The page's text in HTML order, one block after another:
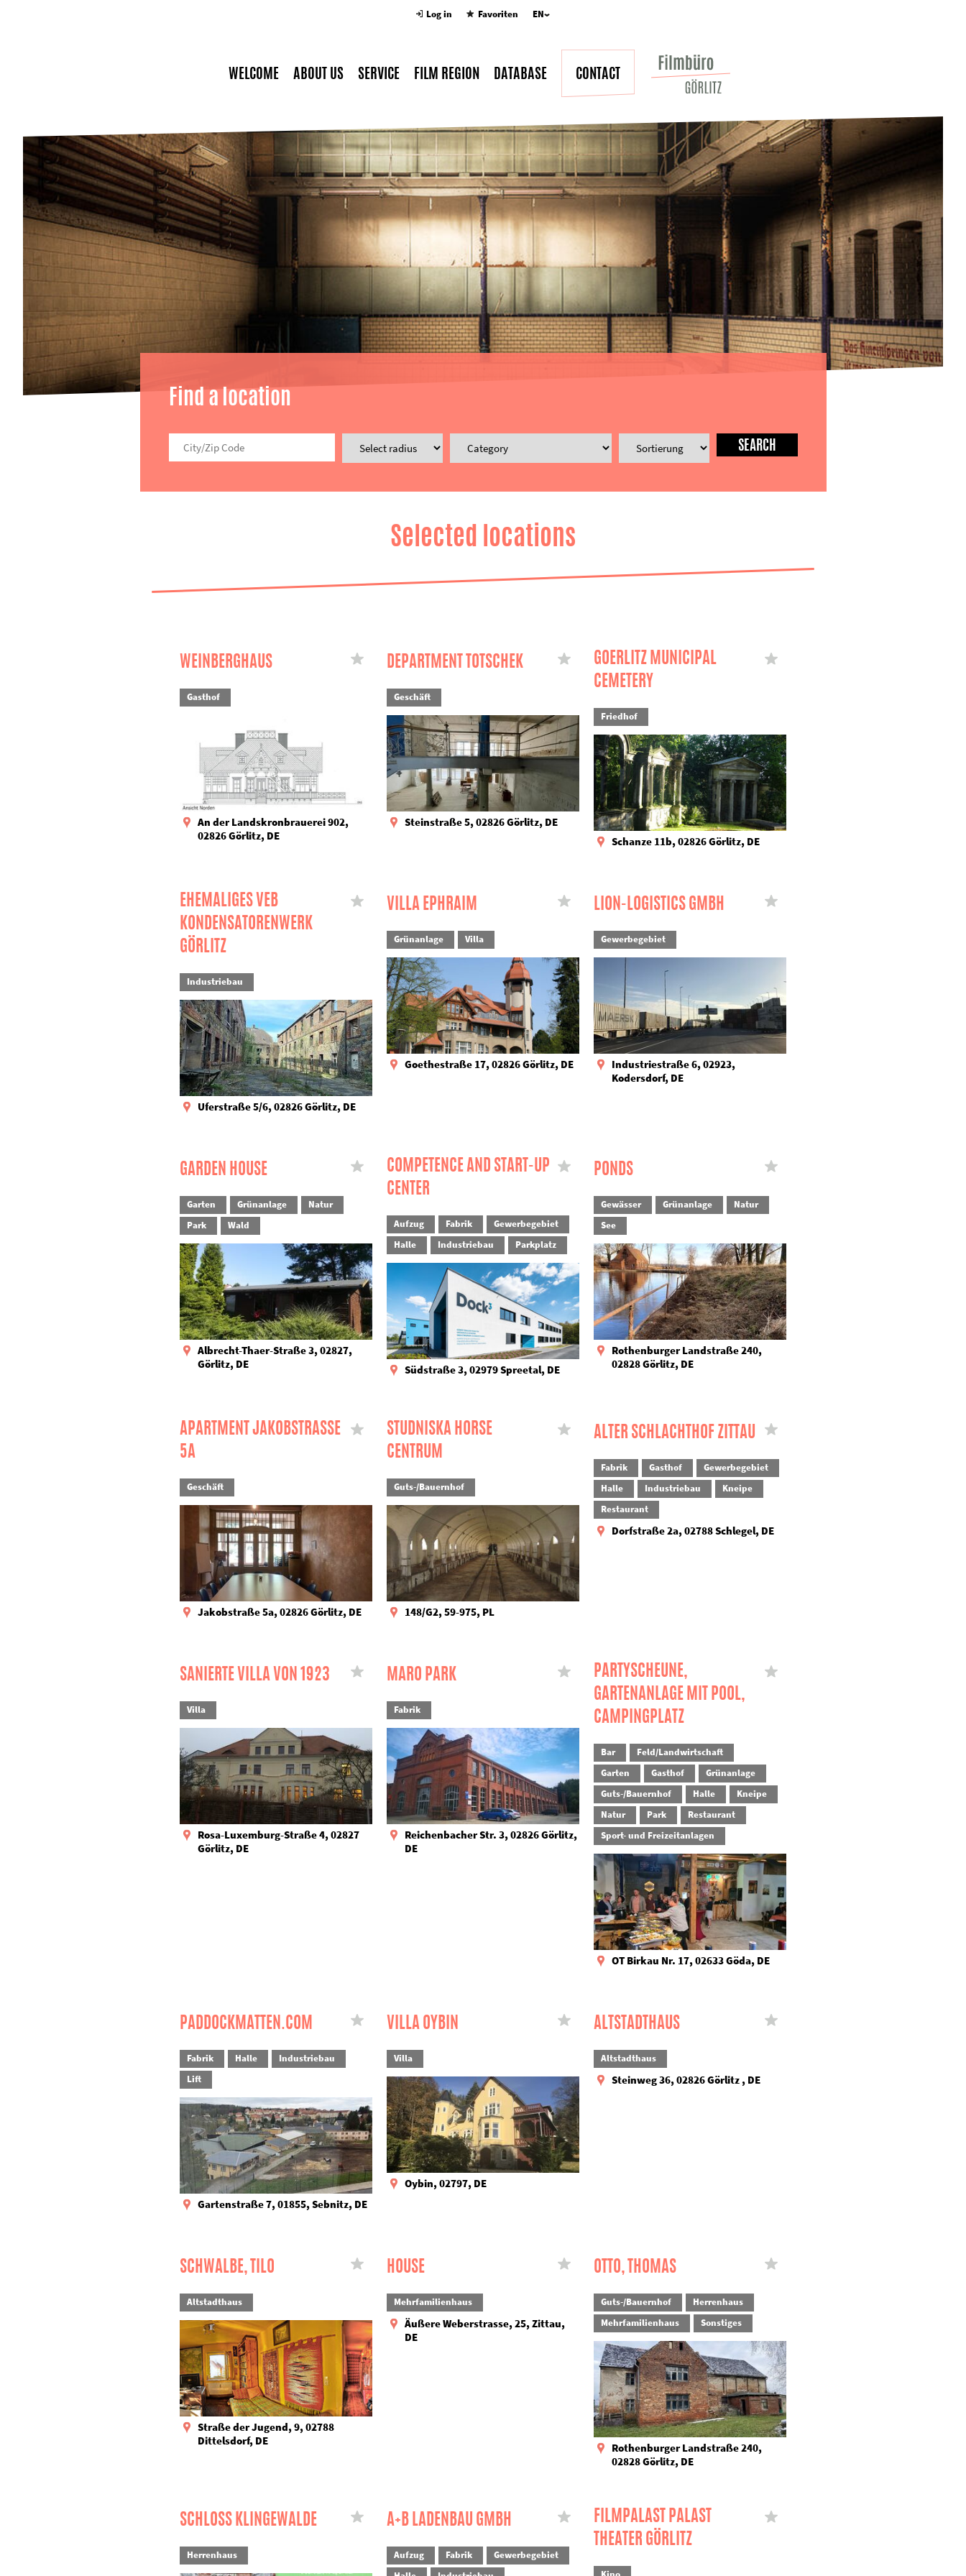
Log in Favoriten EN
WELCOME
Panorama shots
ABOUT US SERVICE FILM REGION DATABASE
Manpower
Companies
CONTACT
Find a location
SEARCH
Selected locations
WEINBERGHAUS
Gasthof
An der Landskronbrauerei 902,
02826 Görlitz, DE
DEPARTMENT TOTSCHEK
Geschäft
Steinstraße 5, 02826 Görlitz, DE
GOERLITZ MUNICIPAL
CEMETERY
Friedhof
Schanze 11b, 02826 Görlitz, DE
EHEMALIGES VEB
KONDENSATORENWERK
GÖRLITZ
Industriebau
Uferstraße 5/6, 02826 Görlitz, DE
VILLA EPHRAIM
Grünanlage Villa
Goethestraße 17, 02826 Görlitz, DE
LION-LOGISTICS GMBH
Gewerbegebiet
Industriestraße 6, 02923,
Kodersdorf, DE
GARDEN HOUSE
Garten Grünanlage
Natur
Park
Wald
Albrecht-Thaer-Straße 3, 02827,
Görlitz, DE
COMPETENCE AND START-UP
CENTER
Aufzug Fabrik
Gewerbegebiet
Halle
Industriebau Parkplatz
Südstraße 3, 02979 Spreetal, DE
PONDS
Gewässer Grünanlage
Natur
See
Rothenburger Landstraße 240,
02828 Görlitz, DE
APARTMENT JAKOBSTRASSE 5
A
Geschäft
Jakobstraße 5a, 02826 Görlitz, DE
STUDNISKA HORSE
CENTRUM
Guts-/Bauernhof
148/G2, 59-975, PL
ALTER SCHLACHTHOF ZITTAU
Fabrik Gasthof
Gewerbegebiet
Halle
Industriebau
Kneipe
Restaurant
Dorfstraße 2a, 02788 Schlegel, DE
SANIERTE VILLA VON 1923
Villa
Rosa-Luxemburg-Straße 4, 02827
Görlitz, DE
MARO PARK
Fabrik
Reichenbacher Str. 3, 02826 Görlitz,
DE
PARTYSCHEUNE,
GARTENANLAGE MIT POOL,
CAMPINGPLATZ
Bar
Feld/Landwirtschaft
Garten
Gasthof
Grünanlage
Guts-/Bauernhof
Halle
Kneipe
Natur
Park
Restaurant
Sport- und Freizeitanlagen
OT Birkau Nr. 17, 02633 Göda, DE
PADDOCKMATTEN.COM
Fabrik Halle
Industriebau
Lift
Gartenstraße 7, 01855, Sebnitz, DE
VILLA OYBIN
Villa
Oybin, 02797, DE
ALTSTADTHAUS
Altstadthaus
Steinweg 36, 02826 Görlitz , DE
SCHWALBE, TILO
Altstadthaus
Straße der Jugend, 9, 02788
Dittelsdorf, DE
HOUSE
Mehrfamilienhaus
Äußere Weberstrasse, 25, Zittau,
DE
OTTO, THOMAS
Guts-/Bauernhof
Herrenhaus
Mehrfamilienhaus
Sonstiges
Rothenburger Landstraße 240,
02828 Görlitz, DE
SCHLOSS KLINGEWALDE
Herrenhaus
A+B LADENBAU GMBH
Aufzug Fabrik
Gewerbegebiet
FILMPALAST PALAST
THEATER GÖRLITZ